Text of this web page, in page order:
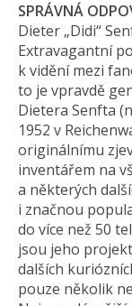
SPRÁVNÁ
Dieter „Didi“
Extravagantní
k vidění mezi
to je vpravdě
Dietera Senfta
1952 v
originálnímu
inventářem na
a některých
i značnou
do více než 50
jsou jeho
dalších
pouze několik